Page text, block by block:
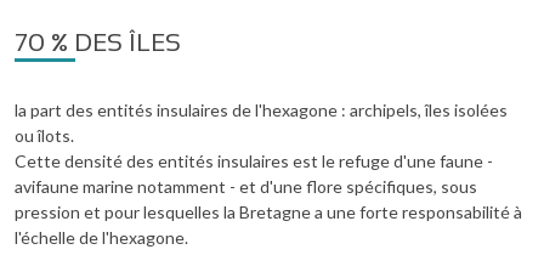
70 % DES ÎLES
la part des entités insulaires de l'hexagone : archipels, îles isolées
ou îlots.
Cette densité des entités insulaires est le refuge d'une faune -
avifaune marine notamment - et d'une flore spécifiques, sous
pression et pour lesquelles la Bretagne a une forte responsabilité à
l'échelle de l'hexagone.